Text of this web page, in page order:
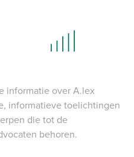
HOME
LET'S TALK
informatie over A.lex
informatieve toelichtingen
die tot de
behoren.